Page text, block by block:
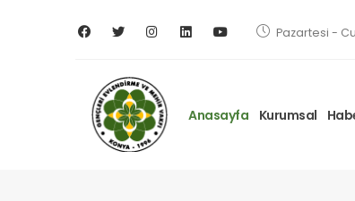
Pazartesi -
Anasayfa Kurumsal